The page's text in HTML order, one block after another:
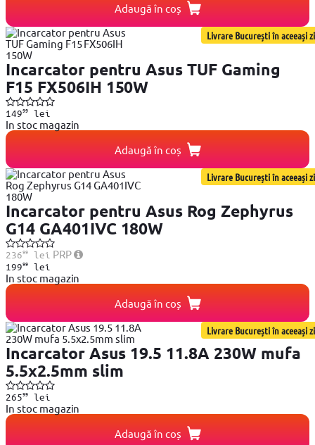
Adaugă în coș
Livrare București în aceeași zi
Incarcator pentru Asus TUF Gaming
F15 FX506IH 150W
14999lei
In stoc magazin
Adaugă în coș
Livrare București în aceeași zi
Incarcator pentru Asus Rog Zephyrus
G14 GA401IVC 180W
23699lei PRP
19999lei
In stoc magazin
Adaugă în coș
Livrare București în aceeași zi
Incarcator Asus 19.5 11.8A 230W mufa
5.5x2.5mm slim
26599lei
In stoc magazin
Adaugă în coș